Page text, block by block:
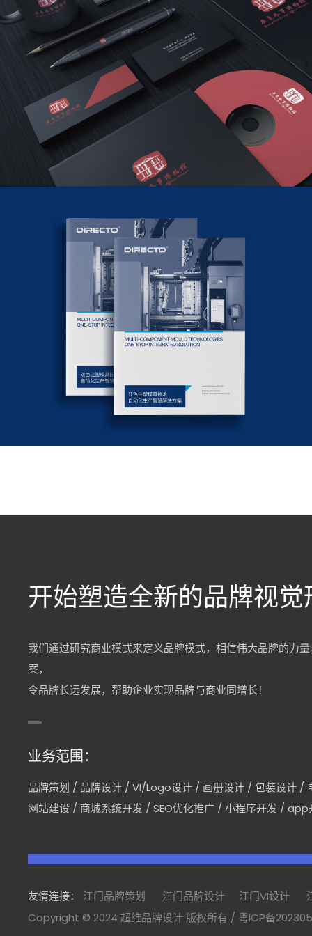
开始塑造全新的品牌视觉
我们通过研究商业模式来定义品牌模式，相信伟大品牌的力
案，
令品牌长远发展，帮助企业实现品牌与商业同增长！
业务范围：
品牌策划 / 品牌设计 /VI/Logo设计 / 画册设计 /包装设计 /
网站建设 / 商城系统开发 /SEO优化推广 /小程序开发 /app
友情连接： 江门品牌策划 江门品牌设计 江门VI设计
Copyright © 2024 超维品牌设计 版权所有 / 粤ICP备